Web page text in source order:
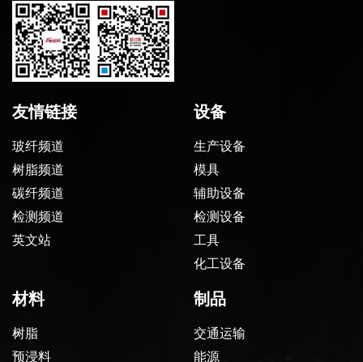
友情链接
玻纤频道
树脂频道
碳纤频道
检测频道
英文站
设备
生产设备
模具
辅助设备
检测设备
工具
化工设备
材料
树脂
预浸料
制品
交通运输
能源